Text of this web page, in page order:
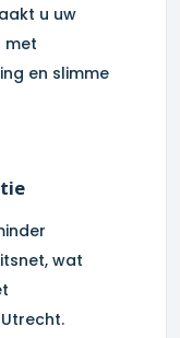
u uw
met
en slimme
wat
Utrecht.